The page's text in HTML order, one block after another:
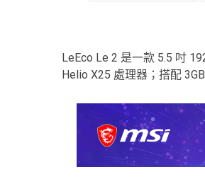
LeEco Le 2 是一款 5.5 吋
Helio X25 處理器；搭配